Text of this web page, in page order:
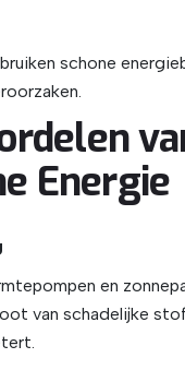
schone
Energie
en
van schadelijke